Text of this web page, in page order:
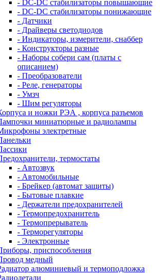
- DC-DC стабилизаторы повышающие
- DC-DC стабилизаторы понижающие
- Датчики
- Драйверы светодиодов
- Индикаторы, измерители, снаббер
- Конструкторы разные
- Наборы собери сам (платы с
описанием)
- Преобразователи
- Реле, генераторы
- Умзч
- Шим регуляторы
и ножки РЭА , корпуса разъемов
миниатюрные и радиолампы
электретные
термостаты
- Автозвук
- Автомобильные
- Брейкер (автомат защиты)
- Бытовые плавкие
- Держатели предохранителей
- Термопредохранитель
- Термопрерыватель
- Терморегуляторы
- Электронные
приспособления
медный
алюминиевый и термоподложка